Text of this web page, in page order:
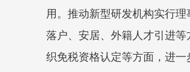
用。推动新型研发机构实行
落户、安居、外籍人才引进
织免税资格认定等方面，进